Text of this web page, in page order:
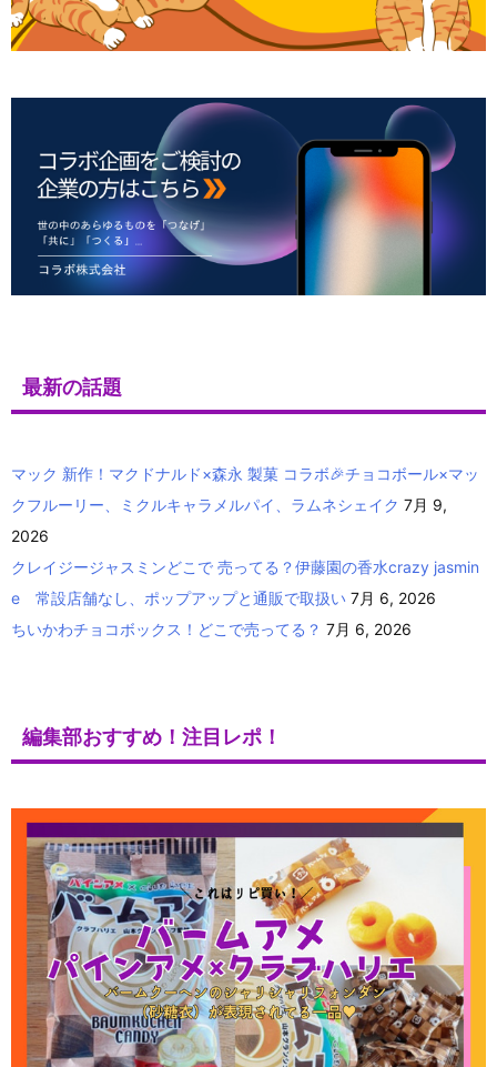
最新の話題
マック 新作！マクドナルド×森永 製菓 コラボ🎉チョコボール×マッ
クフルーリー、ミクルキャラメルパイ、ラムネシェイク 7月 9,
2026
クレイジージャスミンどこで 売ってる？伊藤園の香水crazy jasmin
e 常設店舗なし、ポップアップと通販で取扱い 7月 6, 2026
ちいかわチョコボックス！どこで売ってる？ 7月 6, 2026
編集部おすすめ！注目レポ！